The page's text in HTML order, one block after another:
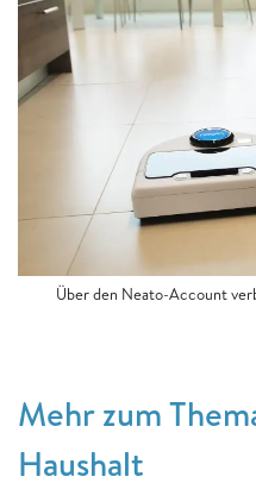
Über den Neato-Account
Mehr zum
Haushalt